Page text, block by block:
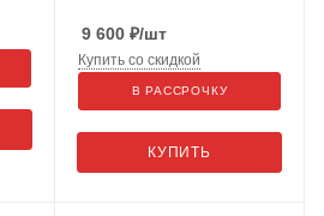
9 600 ₽/шт
КУПИТЬ
Купить со скидкой
В РАССРОЧКУ